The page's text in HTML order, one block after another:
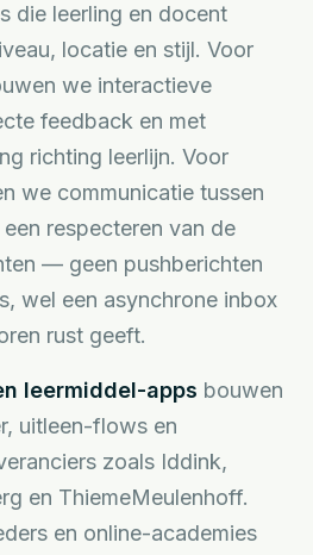
die leerling en docent
locatie en stijl. Voor
we interactieve
feedback en met
richting leerlijn. Voor
we communicatie tussen
respecteren van de
— geen pushberichten
wel een asynchrone inbox
rust geeft.
leermiddel-apps bouwen
uitleen-flows en
zoals Iddink,
en ThiemeMeulenhoff.
en online-academies